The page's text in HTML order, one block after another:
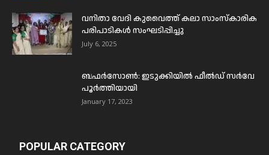
വനിതാ വേദി കുവൈത്ത് കലാ സാംസ്കാരിക
പരിപാടികൾ സംഘടിപ്പിച്ചു
July 6, 2025
ബഫര്‍സോണ്‍: ഇടുക്കിയില്‍ ഫീല്‍ഡ് സര്‍വേ
പൂര്‍ത്തിയായി
January 17, 2023
POPULAR CATEGORY